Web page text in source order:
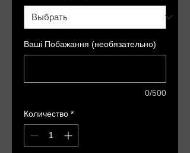
Ваші Побажання (необязательно)
0/500
Количество *